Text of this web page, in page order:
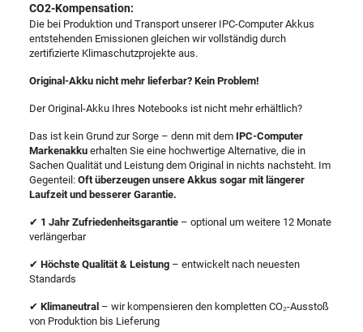
CO2-Kompensation:
Die bei Produktion und Transport unserer IPC-Computer Akkus
entstehenden Emissionen gleichen wir vollständig durch
zertifizierte Klimaschutzprojekte aus.
Original-Akku nicht mehr lieferbar? Kein Problem!
Der Original-Akku Ihres Notebooks ist nicht mehr erhältlich?
Das ist kein Grund zur Sorge – denn mit dem IPC-Computer
Markenakku erhalten Sie eine hochwertige Alternative, die in
Sachen Qualität und Leistung dem Original in nichts nachsteht. Im
Gegenteil: Oft überzeugen unsere Akkus sogar mit längerer
Laufzeit und besserer Garantie.
✔ 1 Jahr Zufriedenheitsgarantie – optional um weitere 12 Monate
verlängerbar
✔ Höchste Qualität & Leistung – entwickelt nach neuesten
Standards
✔ Klimaneutral – wir kompensieren den kompletten CO₂-Ausstoß
von Produktion bis Lieferung